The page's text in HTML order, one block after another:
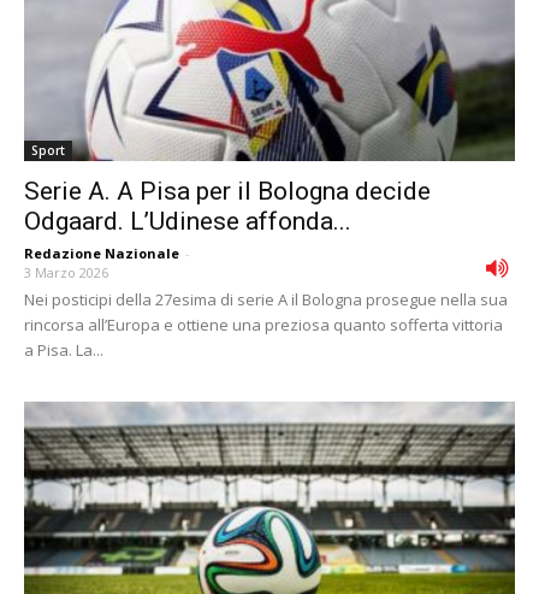
Sport
Serie A. A Pisa per il Bologna decide
Odgaard. L’Udinese affonda...
Redazione Nazionale -
3 Marzo 2026
Nei posticipi della 27esima di serie A il Bologna prosegue nella sua
rincorsa all’Europa e ottiene una preziosa quanto sofferta vittoria
a Pisa. La...